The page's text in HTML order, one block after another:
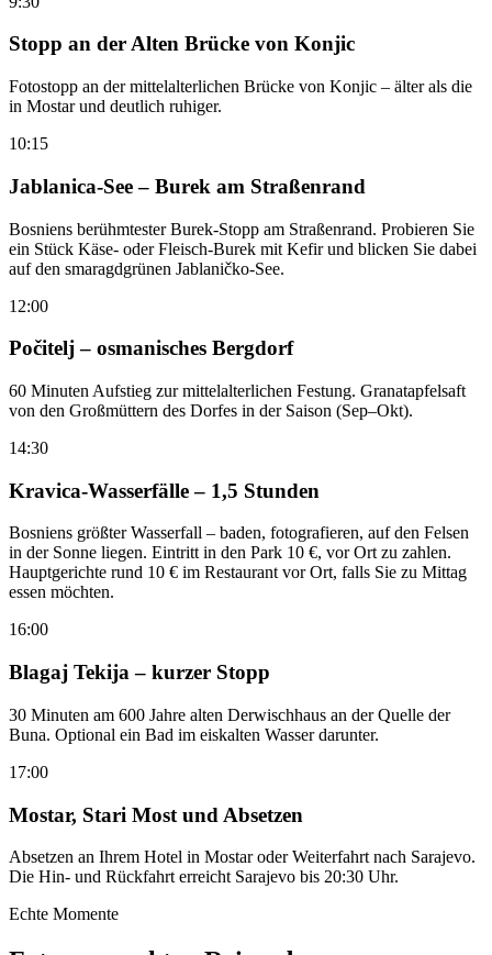
Stopp an der Alten Brücke von Konjic
Fotostopp an der mittelalterlichen Brücke von Konjic – älter als die
in Mostar und deutlich ruhiger.
10:15
Jablanica-See – Burek am Straßenrand
Bosniens berühmtester Burek-Stopp am Straßenrand. Probieren Sie
ein Stück Käse- oder Fleisch-Burek mit Kefir und blicken Sie dabei
auf den smaragdgrünen Jablaničko-See.
12:00
Počitelj – osmanisches Bergdorf
60 Minuten Aufstieg zur mittelalterlichen Festung. Granatapfelsaft
von den Großmüttern des Dorfes in der Saison (Sep–Okt).
14:30
Kravica-Wasserfälle – 1,5 Stunden
Bosniens größter Wasserfall – baden, fotografieren, auf den Felsen
in der Sonne liegen. Eintritt in den Park 10 €, vor Ort zu zahlen.
Hauptgerichte rund 10 € im Restaurant vor Ort, falls Sie zu Mittag
essen möchten.
16:00
Blagaj Tekija – kurzer Stopp
30 Minuten am 600 Jahre alten Derwischhaus an der Quelle der
Buna. Optional ein Bad im eiskalten Wasser darunter.
17:00
Mostar, Stari Most und Absetzen
Absetzen an Ihrem Hotel in Mostar oder Weiterfahrt nach Sarajevo.
Die Hin- und Rückfahrt erreicht Sarajevo bis 20:30 Uhr.
Echte Momente